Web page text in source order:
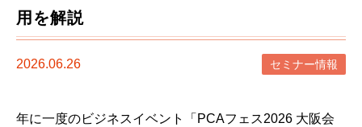
用を解説
2026.06.26 セミナー情報
年に一度のビジネスイベント「PCAフェス2026 大阪会